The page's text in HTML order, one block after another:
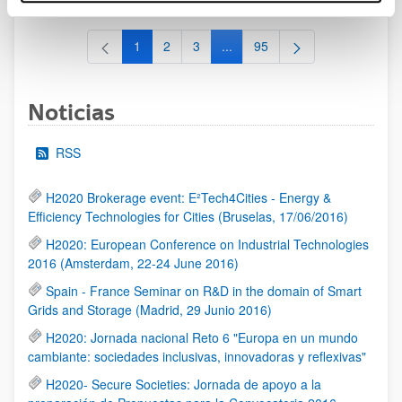
Página
1 Página
2 Página
3 ...Páginas intermedias Use TAB
Página
95
Noticias
RSS
H2020 Brokerage event: E²Tech4Cities - Energy &
Efficiency Technologies for Cities (Bruselas, 17/06/2016)
H2020: European Conference on Industrial Technologies
2016 (Amsterdam, 22-24 June 2016)
Spain - France Seminar on R&D in the domain of Smart
Grids and Storage (Madrid, 29 Junio 2016)
H2020: Jornada nacional Reto 6 "Europa en un mundo
cambiante: sociedades inclusivas, innovadoras y reflexivas"
H2020- Secure Societies: Jornada de apoyo a la